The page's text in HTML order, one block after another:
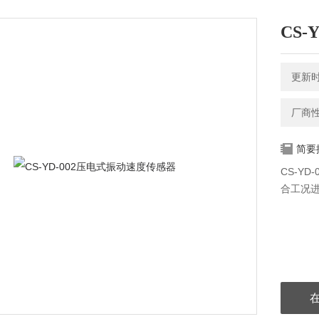
CS-
更新
厂商
简要
CS-YD-
合工况